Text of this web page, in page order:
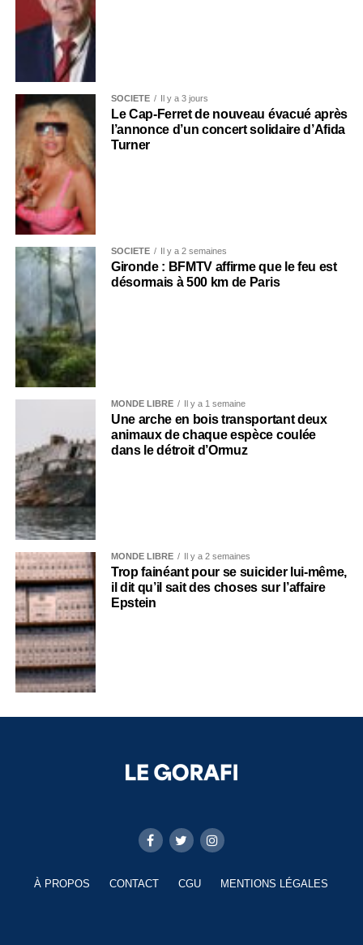
SOCIÉTÉ Il y a 3 jours
Le Cap-Ferret de nouveau évacué après
l’annonce d’un concert solidaire d’Afida
Turner
SOCIÉTÉ Il y a 2 semaines
Gironde : BFMTV affirme que le feu est
désormais à 500 km de Paris
MONDE LIBRE Il y a 1 semaine
Une arche en bois transportant deux
animaux de chaque espèce coulée
dans le détroit d’Ormuz
MONDE LIBRE Il y a 2 semaines
Trop fainéant pour se suicider lui-même,
il dit qu’il sait des choses sur l’affaire
Epstein
À PROPOS CONTACT CGU MENTIONS LÉGALES